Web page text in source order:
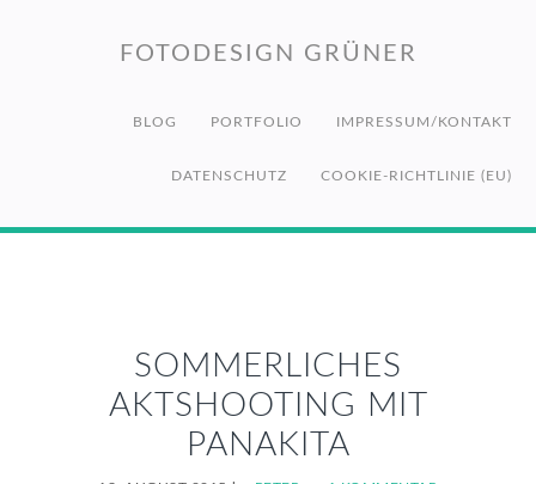
HauptnavigationFOTODESIGN GRÜNER
BLOG PORTFOLIO IMPRESSUM/KONTAKT
DATENSCHUTZ COOKIE-RICHTLINIE (EU)
SOMMERLICHES
AKTSHOOTING MIT
PANAKITA